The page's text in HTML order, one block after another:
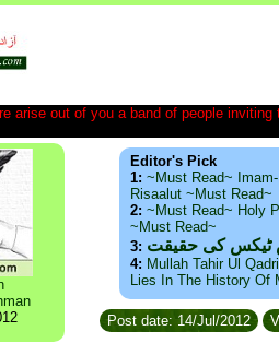
arise out of you a band of people
Editor's Pick
1: ~Must Read~
Risaalut ~Must Read~
2: ~Must Read~ Holy
~Must Read~
3: ٹیکس کی حقیقت
4: Mullah Tahir Ul
Lies In The History Of
Post date: 14/Jul/2012